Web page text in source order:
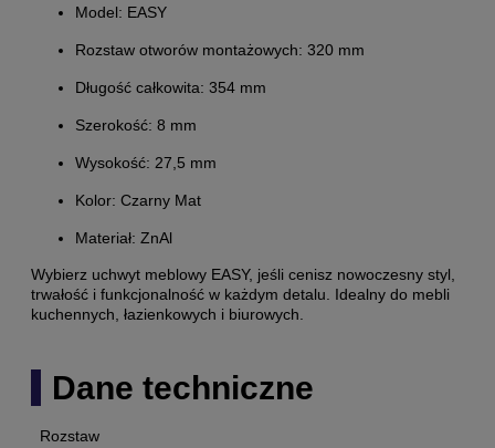
Model: EASY
Rozstaw otworów montażowych: 320 mm
Długość całkowita: 354 mm
Szerokość: 8 mm
Wysokość: 27,5 mm
Kolor: Czarny Mat
Materiał: ZnAl
Wybierz uchwyt meblowy EASY, jeśli cenisz nowoczesny styl,
trwałość i funkcjonalność w każdym detalu. Idealny do mebli
kuchennych, łazienkowych i biurowych.
Dane techniczne
Rozstaw